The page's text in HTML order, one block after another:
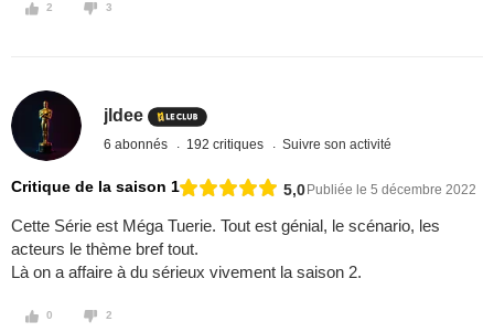
2 3
jldee
6 abonnés 192 critiques Suivre son activité
Critique de la saison 1 5,0 Publiée le 5 décembre 2022
Cette Série est Méga Tuerie. Tout est génial, le scénario, les
acteurs le thème bref tout.
Là on a affaire à du sérieux vivement la saison 2.
0 2